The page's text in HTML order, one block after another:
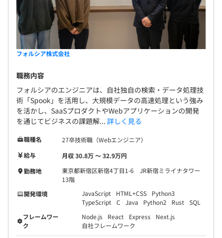
フォルシア株式会社
職務内容
フォルシアのエンジニアは、自社独自の検索・データ処理技
術「Spook」を活用し、大規模データの高速処理という強み
を活かし、SaaSプロダクトやWebアプリケーションの開発
を通じてビジネスの課題解... 詳しく見る
職種名
27卒技術職（Webエンジニア）
給与
月収 30.8万 〜 32.9万円
勤務地
東京都新宿区新宿4丁目1-6 JR新宿ミライナタワー
13階
開発環境
JavaScript HTML+CSS
Python3
TypeScript
C Java Python2 Rust
SQL
フレームワー
ク
Node.js React Express
Next.js
自社フレームワーク